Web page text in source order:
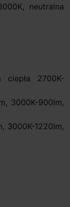
neutralna
ciepła 2700K-
3000K-900lm,
3000K-1220lm,